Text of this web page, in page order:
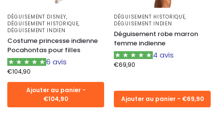
DÉGUISEMENT DISNEY,
DÉGUISEMENT HISTORIQUE,
DÉGUISEMENT INDIEN
Costume princesse indienne
Pocahontas pour filles
6 avis
€104,90
Ajouter au panier -
€104,90
DÉGUISEMENT HISTORIQUE,
DÉGUISEMENT INDIEN
Déguisement robe marron
femme indienne
4 avis
€69,90
Ajouter au panier - €69,90